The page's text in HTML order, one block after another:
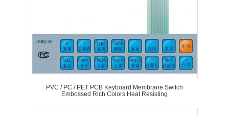
PVC / PC / PET PCB Keyboard Membrane Switch
Embossed Rich Colors Heat Resisting